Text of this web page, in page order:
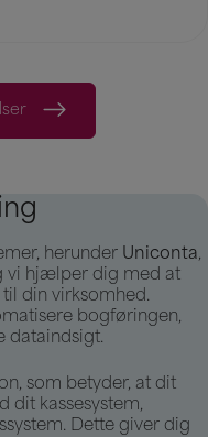
herunder Uniconta,
vi hjælper dig med at
din virksomhed.
bogføringen,
dataindsigt.
som betyder, at dit
dit kassesystem,
Dette giver dig